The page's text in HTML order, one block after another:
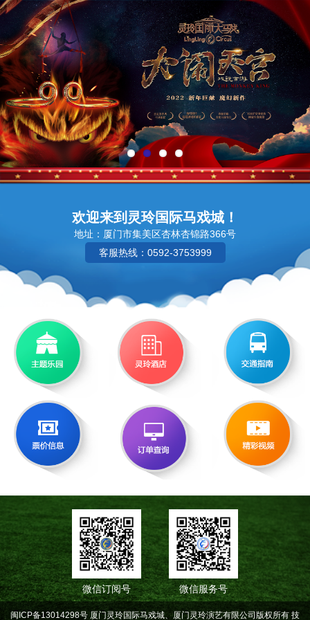
欢迎来到灵玲国际马戏城！
地址：厦门市集美区杏林杏锦路366号
客服热线：0592-3753999
微信订阅号 微信服务号
闽ICP备13014298号 厦门灵玲国际马戏城、厦门灵玲演艺有限公司版权所有 技